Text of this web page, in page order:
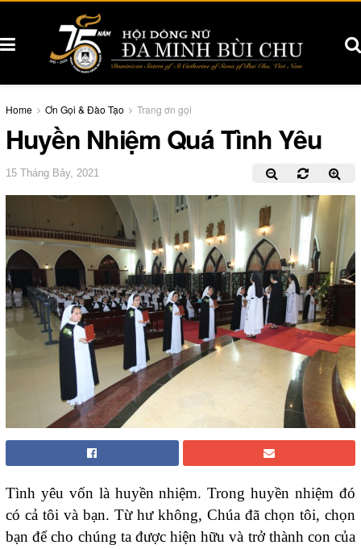
Home Ơn Gọi & Đào Tạo Trang ơn gọi
Huyền Nhiệm Quá Tình Yêu
15 Tháng Bảy, 2021
Tình yêu vốn là huyền nhiệm. Trong huyền nhiệm đó
có cả tôi và bạn. Từ hư không, Chúa đã chọn tôi, chọn
bạn để cho chúng ta được hiện hữu và trở thành con của